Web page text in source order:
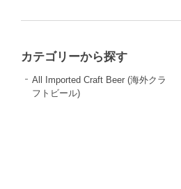
カテゴリーから探す
All Imported Craft Beer (海外クラ
フトビール)